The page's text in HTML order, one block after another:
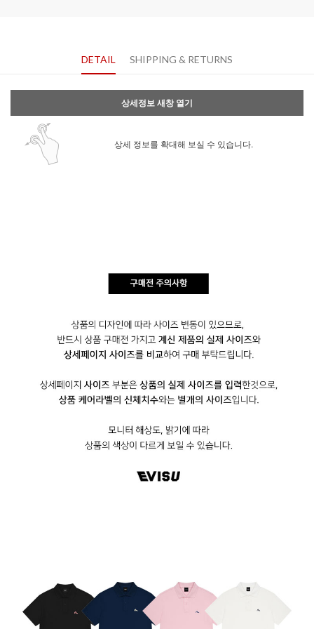
DETAIL SHIPPING & RETURNS
상세정보 새창 열기
상세 정보를 확대해 보실 수 있습니다.